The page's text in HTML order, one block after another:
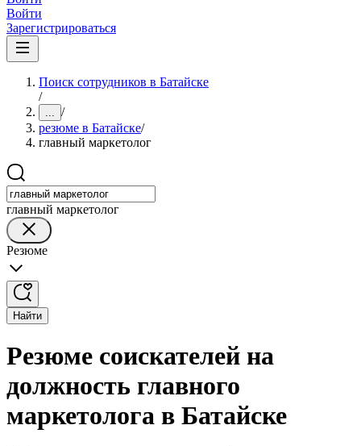
Войти
Зарегистрироваться
Поиск сотрудников в Батайске
/
... /
резюме в Батайске/
главный маркетолог
главный маркетолог
Резюме
Найти
Резюме соискателей на
должность главного
маркетолога в Батайске